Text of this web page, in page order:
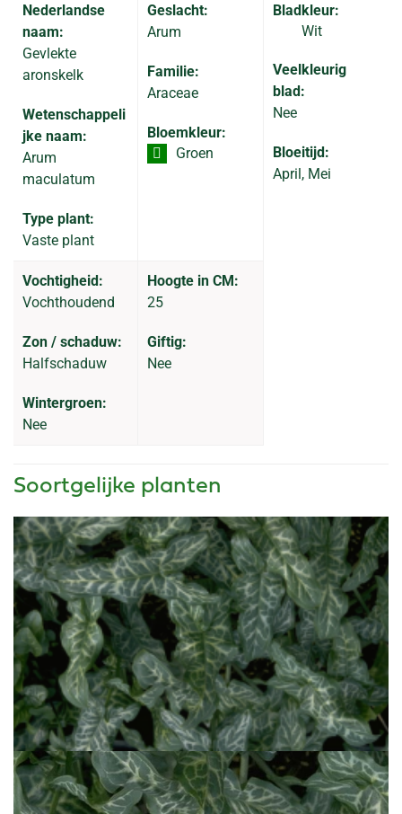
Nederlandse
naam:
Gevlekte
aronskelk
Wetenschappeli
jke naam:
Arum
maculatum
Type plant:
Vaste plant
Geslacht:
Arum
Familie:
Araceae
Bloemkleur:
Groen
Bladkleur:
Wit
Veelkleurig
blad:
Nee
Bloeitijd:
April, Mei
Vochtigheid:
Vochthoudend
Zon / schaduw:
Halfschaduw
Wintergroen:
Nee
Hoogte in CM:
25
Giftig:
Nee
Soortgelijke planten